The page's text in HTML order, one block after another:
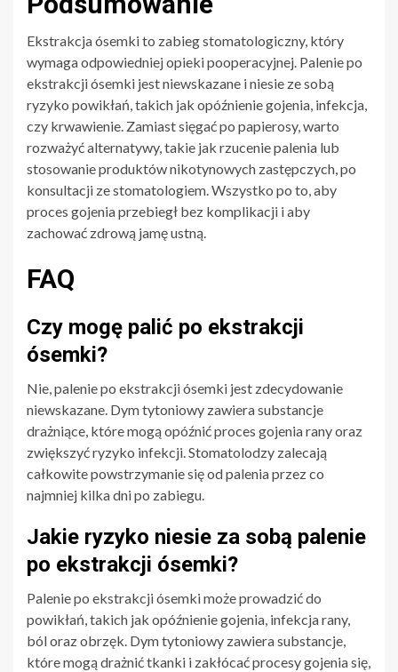
Ekstrakcja ósemki to zabieg stomatologiczny, który
wymaga odpowiedniej opieki pooperacyjnej. Palenie po
ekstrakcji ósemki jest niewskazane i niesie ze sobą
ryzyko powikłań, takich jak opóźnienie gojenia, infekcja,
czy krwawienie. Zamiast sięgać po papierosy, warto
rozważyć alternatywy, takie jak rzucenie palenia lub
stosowanie produktów nikotynowych zastępczych, po
konsultacji ze stomatologiem. Wszystko po to, aby
proces gojenia przebiegł bez komplikacji i aby
zachować zdrową jamę ustną.
FAQ
Czy mogę palić po ekstrakcji
ósemki?
Nie, palenie po ekstrakcji ósemki jest zdecydowanie
niewskazane. Dym tytoniowy zawiera substancje
drażniące, które mogą opóźnić proces gojenia rany oraz
zwiększyć ryzyko infekcji. Stomatolodzy zalecają
całkowite powstrzymanie się od palenia przez co
najmniej kilka dni po zabiegu.
Jakie ryzyko niesie za sobą palenie
po ekstrakcji ósemki?
Palenie po ekstrakcji ósemki może prowadzić do
powikłań, takich jak opóźnienie gojenia, infekcja rany,
ból oraz obrzęk. Dym tytoniowy zawiera substancje,
które mogą drażnić tkanki i zakłócać procesy gojenia się,